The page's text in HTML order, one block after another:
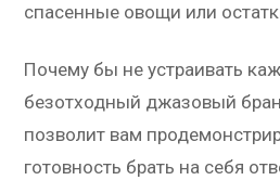
спасенные овощи или
Почему бы не устраивать
безотходный джазовый
позволит вам
готовность брать на себя